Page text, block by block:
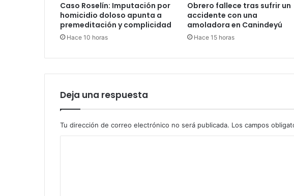
Caso Roselín: Imputación por
homicidio doloso apunta a
premeditación y complicidad
Hace 10 horas
Obrero fallece tras sufrir un
accidente con una
amoladora en Canindeyú
Hace 15 horas
Deja una respuesta
Tu dirección de correo electrónico no será publicada. Los campos